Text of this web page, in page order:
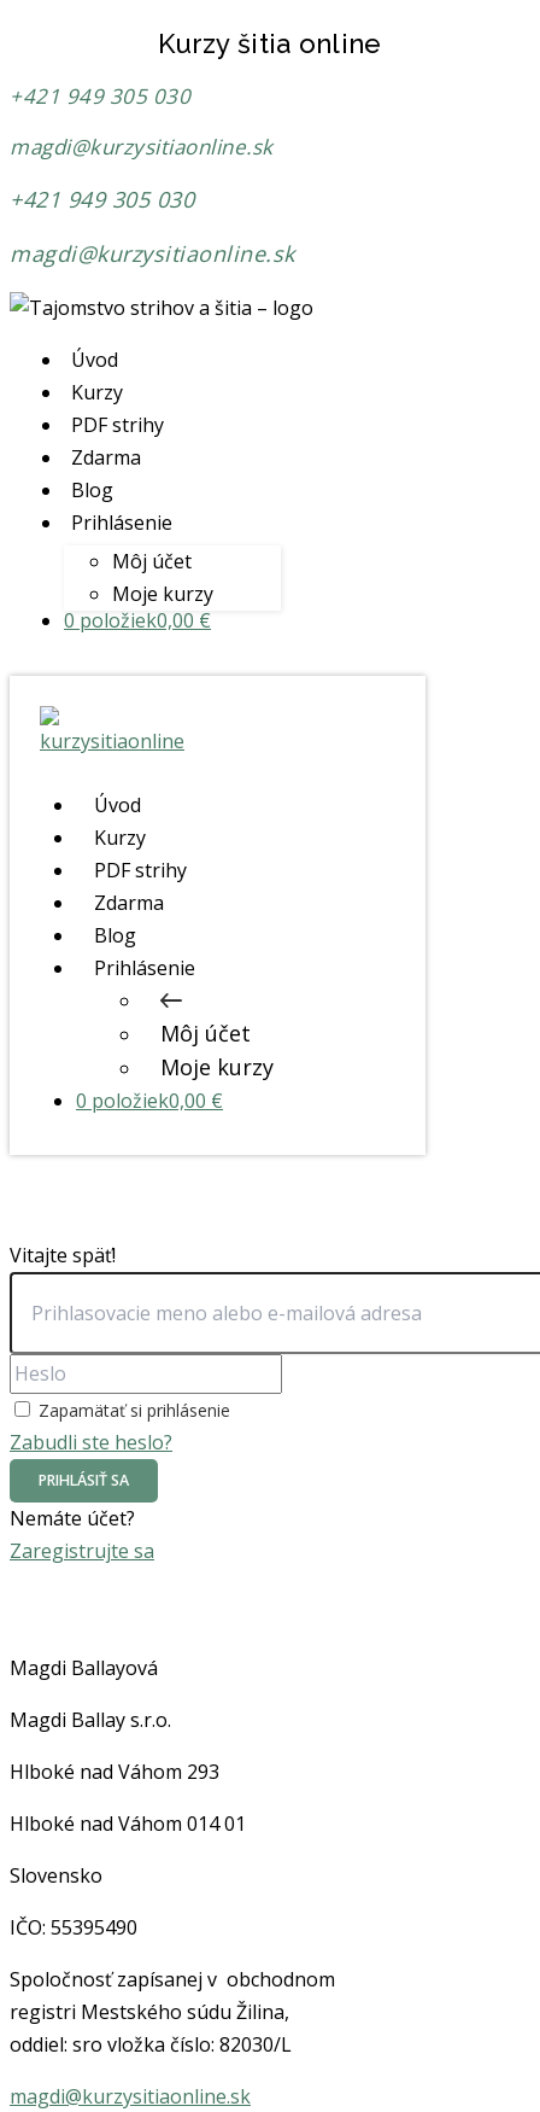
Kurzy šitia online
+421 949 305 030
magdi@kurzysitiaonline.sk
+421 949 305 030
magdi@kurzysitiaonline.sk
Úvod
Kurzy
PDF strihy
Zdarma
Blog
Prihlásenie
Môj účet
Moje kurzy
0 položiek0,00 €
Úvod
Kurzy
PDF strihy
Zdarma
Blog
Prihlásenie
Môj účet
Moje kurzy
0 položiek0,00 €
Vitajte späť!
Zapamätať si prihlásenie
Zabudli ste heslo?
PRIHLÁSIŤ SA
Nemáte účet?
Zaregistrujte sa
Magdi Ballayová
Magdi Ballay s.r.o.
Hlboké nad Váhom 293
Hlboké nad Váhom 014 01
Slovensko
IČO: 55395490
Spoločnosťzapísanej v obchodnom
registri Mestského súdu Žilina,
oddiel: sro vložka číslo: 82030/L
magdi@kurzysitiaonline.sk